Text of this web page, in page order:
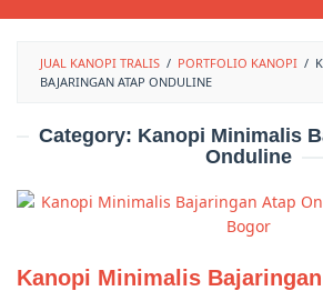
JUAL KANOPI TRALIS / PORTFOLIO KANOPI /
BAJARINGAN ATAP ONDULINE
Category: Kanopi Minimalis
Onduline
Kanopi Minimalis